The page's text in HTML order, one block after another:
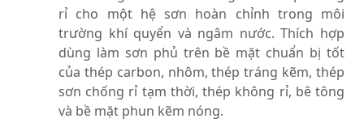
rỉ cho một hệ sơn hoàn chỉnh trong môi
trường khí quyển và ngâm nước. Thích hợp
dùng làm sơn phủ trên bề mặt chuẩn bị tốt
của thép carbon, nhôm, thép tráng kẽm, thép
sơn chống rỉ tạm thời, thép không rỉ, bê tông
và bề mặt phun kẽm nóng.